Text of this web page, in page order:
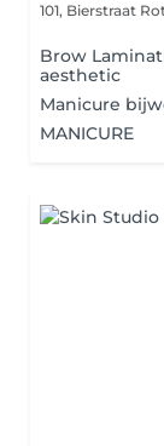
101, Bierstraat
Brow
aesthetic
Manicure
MANICURE